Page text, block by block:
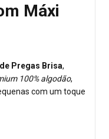
Máxi
Pregas Brisa,
100% algodão,
com um toque